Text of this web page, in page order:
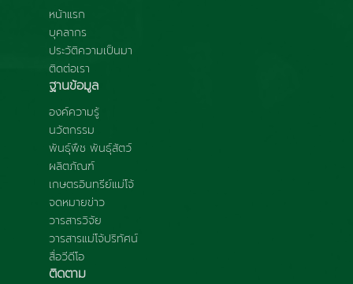
หน้าแรก
บุคลากร
ประวัติความเป็นมา
ติดต่อเรา
ฐานข้อมูล
องค์ความรู้
นวัตกรรม
พันธุ์พืช พันธุ์สัตว์
ผลิตภัณฑ์
เกษตรอินทรีย์แม่โจ้
จดหมายข่าว
วารสารวิจัย
วารสารแม่โจ้ปริทัศน์
สื่อวีดีโอ
ติดตาม